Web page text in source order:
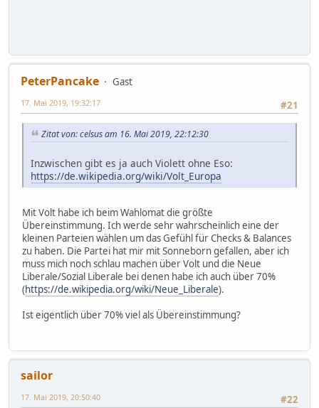
PeterPancake
Gast
#21
17. Mai 2019, 19:32:17
Zitat von: celsus am 16. Mai 2019, 22:12:30
Inzwischen gibt es ja auch Violett ohne Eso:
https://de.wikipedia.org/wiki/Volt_Europa
Mit Volt habe ich beim Wahlomat die größte
Übereinstimmung. Ich werde sehr wahrscheinlich eine der
kleinen Parteien wählen um das Gefühl für Checks & Balances
zu haben. Die Partei hat mir mit Sonneborn gefallen, aber ich
muss mich noch schlau machen über Volt und die Neue
Liberale/Sozial Liberale bei denen habe ich auch über 70%
(https://de.wikipedia.org/wiki/Neue_Liberale).
Ist eigentlich über 70% viel als Übereinstimmung?
sailor
#22
17. Mai 2019, 20:50:40